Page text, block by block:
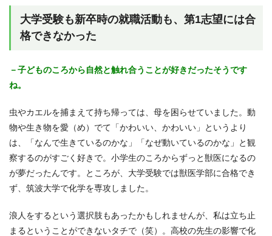
大学受験も新卒時の就職活動も、第1志望には合
格できなかった
－子どものころから自然と触れ合うことが好きだったそうです
ね。
虫やカエルを捕まえて持ち帰っては、母を困らせていました。動
物や生き物を愛（め）でて「かわいい、かわいい」というより
は、「なんで生きているのかな」「なぜ動いているのかな」と観
察するのがすごく好きで。小学生のころからずっと獣医になるの
が夢だったんです。ところが、大学受験では獣医学部に合格でき
ず、筑波大学で化学を専攻しました。
浪人をするという選択肢もあったかもしれませんが、私は立ち止
まるということができないタチで（笑）。高校の先生の影響で化